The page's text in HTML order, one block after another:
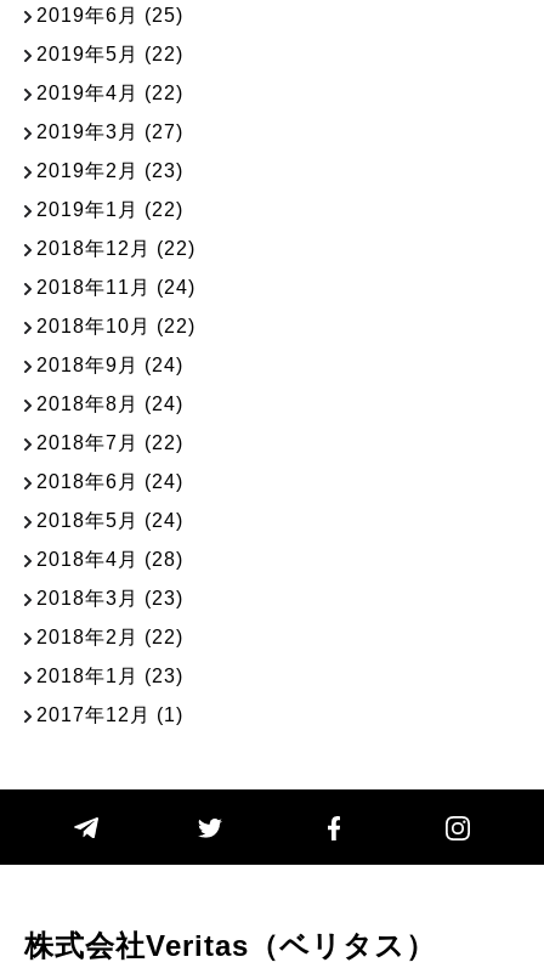
2019年6月 (25)
2019年5月 (22)
2019年4月 (22)
2019年3月 (27)
2019年2月 (23)
2019年1月 (22)
2018年12月 (22)
2018年11月 (24)
2018年10月 (22)
2018年9月 (24)
2018年8月 (24)
2018年7月 (22)
2018年6月 (24)
2018年5月 (24)
2018年4月 (28)
2018年3月 (23)
2018年2月 (22)
2018年1月 (23)
2017年12月 (1)
株式会社Veritas（ベリタス）